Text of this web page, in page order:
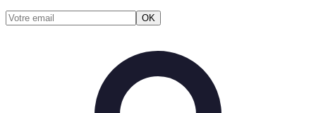
OK